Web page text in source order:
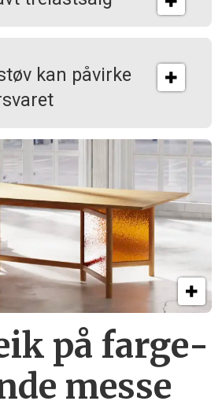
kan på­virke
på farge­
messe